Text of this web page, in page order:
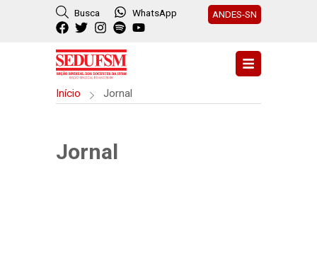
Busca WhatsApp ANDES-SN
Início Jornal
Jornal